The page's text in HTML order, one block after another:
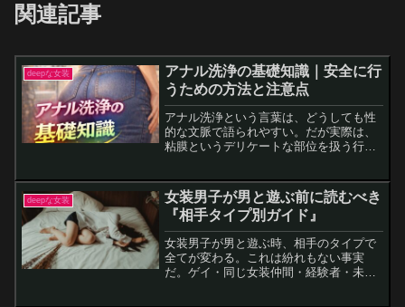
関連記事
deepな女装
アナル洗浄の基礎知識｜安全に行
うための方法と注意点
アナル洗浄という言葉は、どうしても性
的な文脈で語られやすい。だが実際は、
粘膜というデリケートな部位を扱う行為
る。必要以上に奥まで洗おうとする。こ
うした無理が積み重なると...
deepな女装
女装男子が男と遊ぶ前に読むべき
『相手タイプ別ガイド』
女装男子が男と遊ぶ時、相手のタイプで
全てが変わる。これは紛れもない事実
だ。ゲイ・同じ女装仲間・経験者・未経